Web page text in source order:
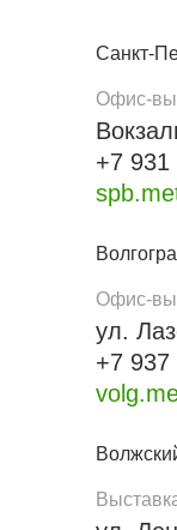
Санкт-
Офис-
+7 931
Офис-
ул.
+7 937